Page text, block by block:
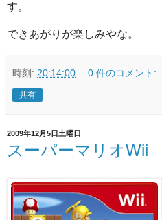
す。
できあがりが楽しみやな。
時刻: 20:14:00 0 件のコメント:
共有
2009年12月5日土曜日
スーパーマリオWii